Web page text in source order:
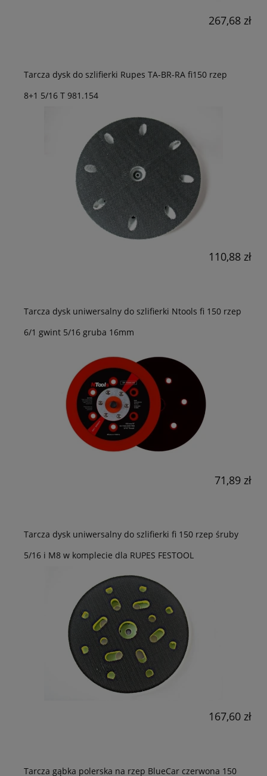
267,68 zł
Tarcza dysk do szlifierki Rupes TA-BR-RA fi150 rzep
8+1 5/16 T 981.154
110,88 zł
Tarcza dysk uniwersalny do szlifierki Ntools fi 150 rzep
6/1 gwint 5/16 gruba 16mm
71,89 zł
Tarcza dysk uniwersalny do szlifierki fi 150 rzep śruby
5/16 i M8 w komplecie dla RUPES FESTOOL
167,60 zł
Tarcza gąbka polerska na rzep BlueCar czerwona 150